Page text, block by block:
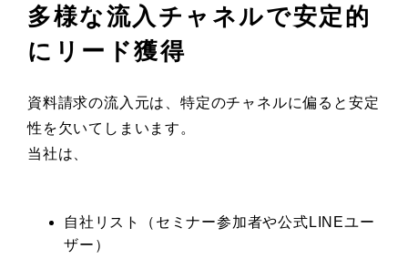
多様な流入チャネルで安定的
にリード獲得
資料請求の流入元は、特定のチャネルに偏ると安定
性を欠いてしまいます。
当社は、
自社リスト（セミナー参加者や公式LINEユー
ザー）